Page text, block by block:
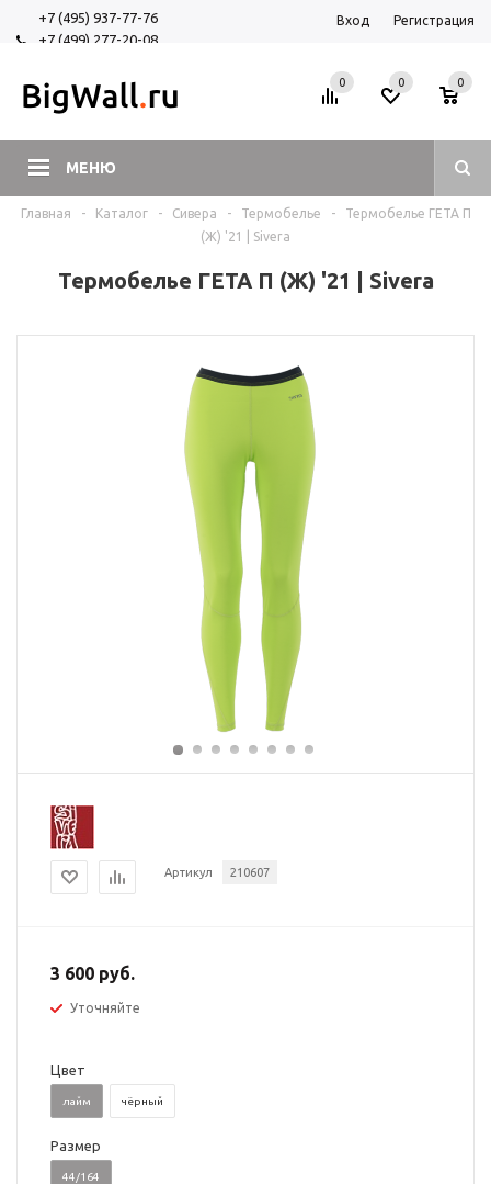
+7 (495) 937-77-76
+7 (499) 277-20-08
Вход Регистрация
МЕНЮ
0 0
0
Главная - Каталог - Сивера - Термобелье -
Термобелье ГЕТА П
(Ж) '21 | Sivera
Термобелье ГЕТА П (Ж) '21 | Sivera
Артикул 210607
3 600 руб.
Уточняйте
Цвет
лайм чёрный
Размер
44/164